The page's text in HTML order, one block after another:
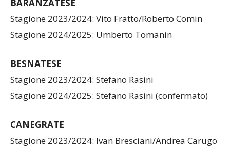
BARANZATESE
Stagione 2023/2024: Vito Fratto/Roberto Comin
Stagione 2024/2025: Umberto Tomanin
BESNATESE
Stagione 2023/2024: Stefano Rasini
Stagione 2024/2025: Stefano Rasini (confermato)
CANEGRATE
Stagione 2023/2024: Ivan Bresciani/Andrea Carugo